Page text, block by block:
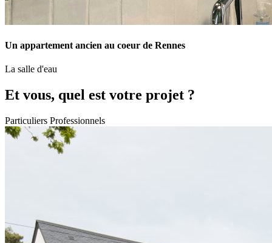
Un appartement ancien au coeur de Rennes
La salle d'eau
Et vous, quel est votre projet ?
Particuliers Professionnels